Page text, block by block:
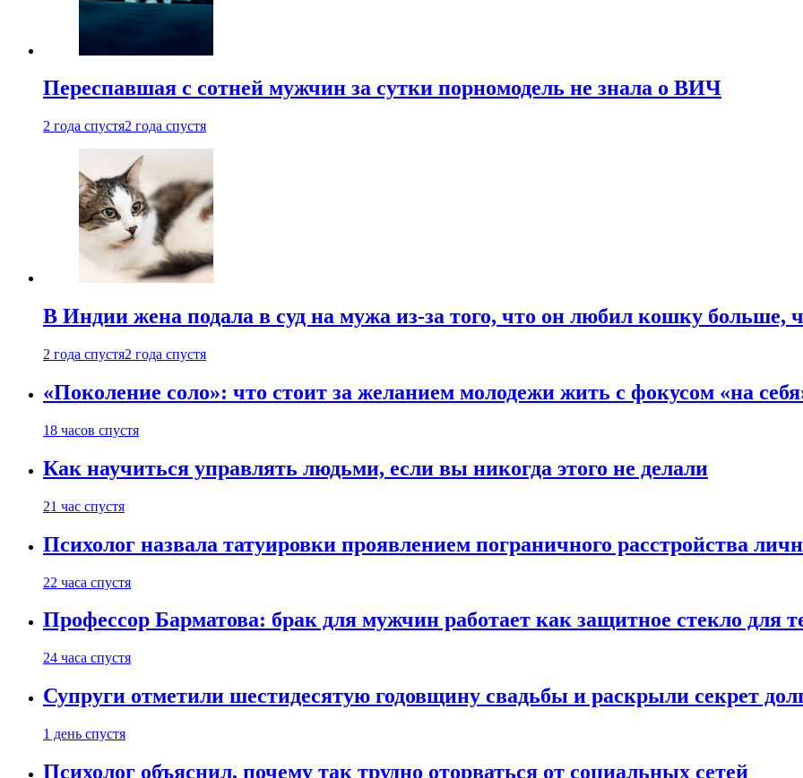
Переспавшая с сотней мужчин за сутки порномодель не знала о ВИЧ
2 года спустя2 года спустя
В Индии жена подала в суд на мужа из-за того, что он любил кошку больше,
2 года спустя2 года спустя
«Поколение соло»: что стоит за желанием молодежи жить с фокусом «на
18 часов спустя
Как научиться управлять людьми, если вы никогда этого не делали
21 час спустя
Психолог назвала татуировки проявлением пограничного расстройства
22 часа спустя
Профессор Барматова: брак для мужчин работает как защитное стекло для
24 часа спустя
Супруги отметили шестидесятую годовщину свадьбы и раскрыли секрет
1 день спустя
Психолог объяснил, почему так трудно оторваться от социальных сетей